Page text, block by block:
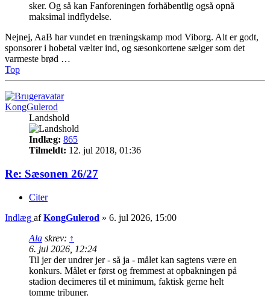
sker. Og så kan Fanforeningen forhåbentlig også opnå
maksimal indflydelse.
Nejnej, AaB har vundet en træningskamp mod Viborg. Alt er godt,
sponsorer i hobetal vælter ind, og sæsonkortene sælger som det
varmeste brød …
Top
KongGulerod
Landshold
Indlæg: 865
Tilmeldt: 12. jul 2018, 01:36
Re: Sæsonen 26/27
Citer
Indlæg afKongGulerod » 6. jul 2026, 15:00
Ala skrev: ↑
6. jul 2026, 12:24
Til jer der undrer jer - så ja - målet kan sagtens være en
konkurs. Målet er først og fremmest at opbakningen på
stadion decimeres til et minimum, faktisk gerne helt
tomme tribuner.